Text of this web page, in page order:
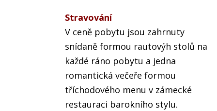
Stravování
V ceně pobytu jsou zahrnuty
snídaně formou rautovýh stolů na
každé ráno pobytu a jedna
romantická večeře formou
tříchodového menu v zámecké
restauraci barokního stylu.